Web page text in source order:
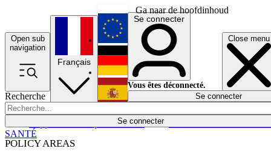
Ga naar de hoofdinhoud
Open sub
navigation
Close menu
Recherche
Se connecter
POLICY AREAS
Économie
Français
English
Deutsch
Español
Se connecter
Vous êtes déconnecté.
Se connecter
SANTÉ